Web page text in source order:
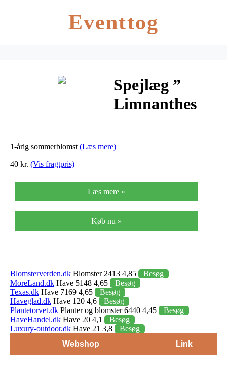
Eventtog
Spejlæg ”
Limnanthes
Thompson &
1-årig sommerblomst (Læs mere)
40 kr. (Vis fragtpris)
Læs mere »
Køb nu »
Blomsterverden.dk Blomster 2413 4,85
Besøg
MoreLand.dk Have 5148 4,65
Besøg
Texas.dk Have 7169 4,65
Besøg
Haveglad.dk Have 120 4,6
Besøg
Plantetorvet.dk Planter og blomster 6440 4,45
Besøg
HaveHandel.dk Have 20 4,1
Besøg
Luxury-outdoor.dk Have 21 3,8
Besøg
Webshop
Link